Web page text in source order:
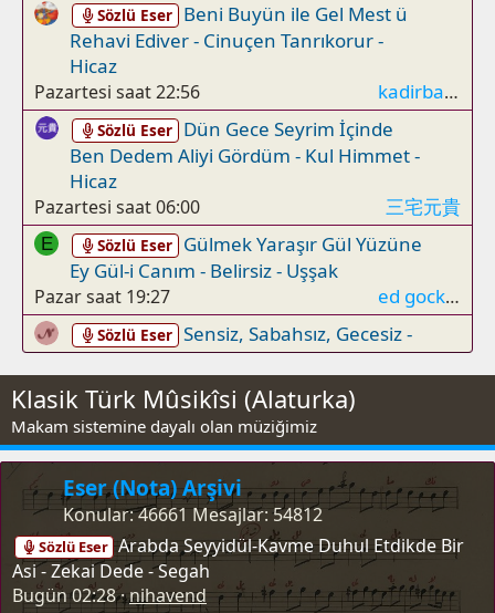
Sözlü Eser Beni Buyün ile Gel Mest ü
Rehavi Ediver - Cinuçen Tanrıkorur -
Hicaz
Pazartesi saat 22:56 kadirbahadıroğlu
Sözlü Eser Dün Gece Seyrim İçinde
Ben Dedem Aliyi Gördüm - Kul Himmet -
Hicaz
Pazartesi saat 06:00 三宅元貴
E Sözlü Eser Gülmek Yaraşır Gül Yüzüne
Ey Gül-i Canım - Belirsiz - Uşşak
Pazar saat 19:27 ed gockay
Sözlü Eser Sensiz, Sabahsız, Gecesiz -
Polat Tezel (Udi) - Uşşak
Pazar saat 03:14
Sözlü Eser Çobanımın Kavalı Söyler
Yanık Mavalı - Kazım Uz (Muallim) -
Gerdaniye
30 Temmuz 2026
Muhammed Temel
Sevdim Seni Ben Sevmeye Layık Diye
Sevdim - Abdullah Uysal - Çargah
30 Temmuz 2026 nihavend
Klasik Türk Mûsikîsi (Alaturka)
Makam sistemine dayalı olan müziğimiz
Eser (Nota) Arşivi
Konular 46661 Mesajlar 54812
Sözlü Eser Arabda Seyyidül-Kavme Duhul Etdikde Bir
Asi - Zekai Dede - Segah
Bugün 02:28 nihavend